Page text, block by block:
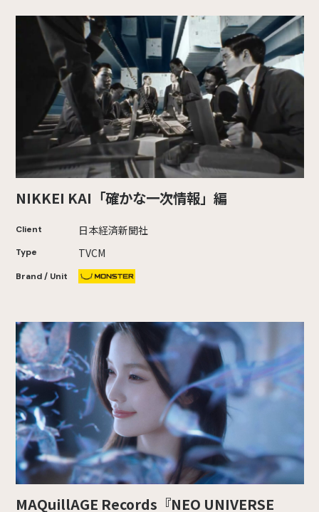
NIKKEI KAI「確かな一次情報」編
Client 日本経済新聞社
Type TVCM
Brand / Unit
MAQuillAGE Records『NEO UNIVERSE